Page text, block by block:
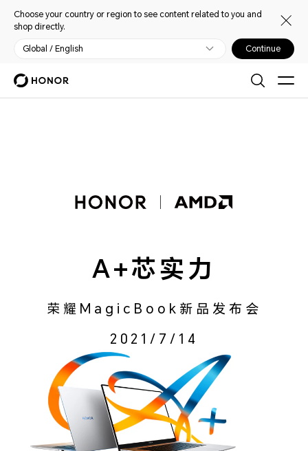
Choose your country or region to see content related to you and
shop directly.
Global / English Continue
A+芯实力
荣耀MagicBook新品发布会
2021/7/14